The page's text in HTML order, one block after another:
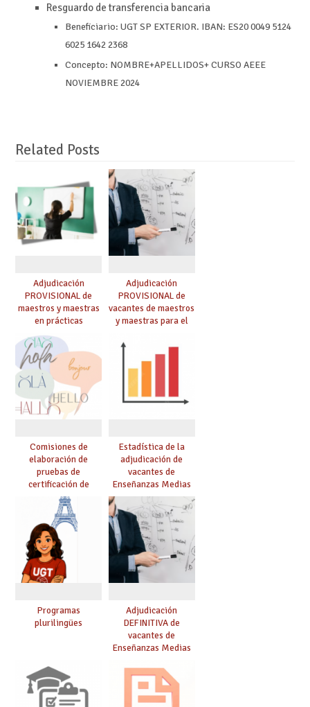
Resguardo de transferencia bancaria
Beneficiario: UGT SP EXTERIOR. IBAN: ES20 0049 5124
6025 1642 2368
Concepto: NOMBRE+APELLIDOS+ CURSO AEEE
NOVIEMBRE 2024
Related Posts
Adjudicación
PROVISIONAL de
maestros y maestras
en prácticas
Adjudicación
PROVISIONAL de
vacantes de maestros
y maestras para el
Comisiones de
elaboración de
pruebas de
certificación de
competencia
lingüística: publicada
resolución definitiva
Estadística de la
adjudicación de
vacantes de
Enseñanzas Medias
para el curso 26/27
Programas
plurilingües
Adjudicación
DEFINITIVA de
vacantes de
Enseñanzas Medias